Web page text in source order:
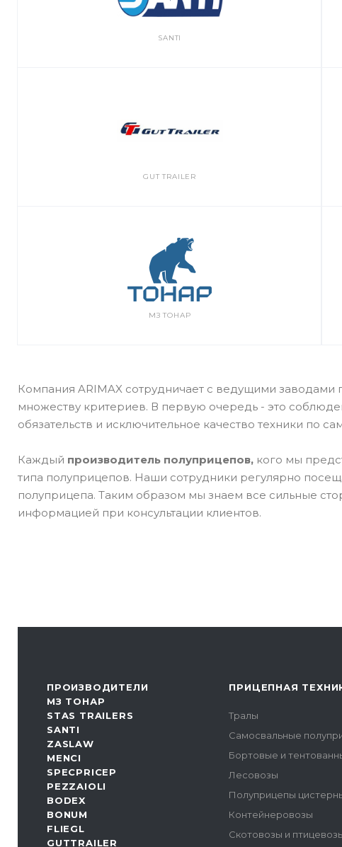
SANTI
GUT TRAILER
МЗ ТОНАР
Компания ARIMAX сотрудничает с ведущими
множеству критериев. В первую очередь - это
обязательств и исключительное качество техники по
Каждый производитель полуприцепов, кого мы
типа полуприцепов. Наши сотрудники регулярно
полуприцепа. Таким образом мы знаем все сильные
информацией при консультации клиентов.
ПРОИЗВОДИТЕЛИ
МЗ ТОНАР
STAS TRAILERS
SANTI
ZASLAW
MENCI
SPECPRICEP
PEZZAIOLI
BODEX
BONUM
FLIEGL
GUTTRAILER
ПРИЦЕПНАЯ
Тралы
Самосвальные
Бортовые и
Лесовозы
Полуприцепы
Контейнеровозы
Скотовозы и